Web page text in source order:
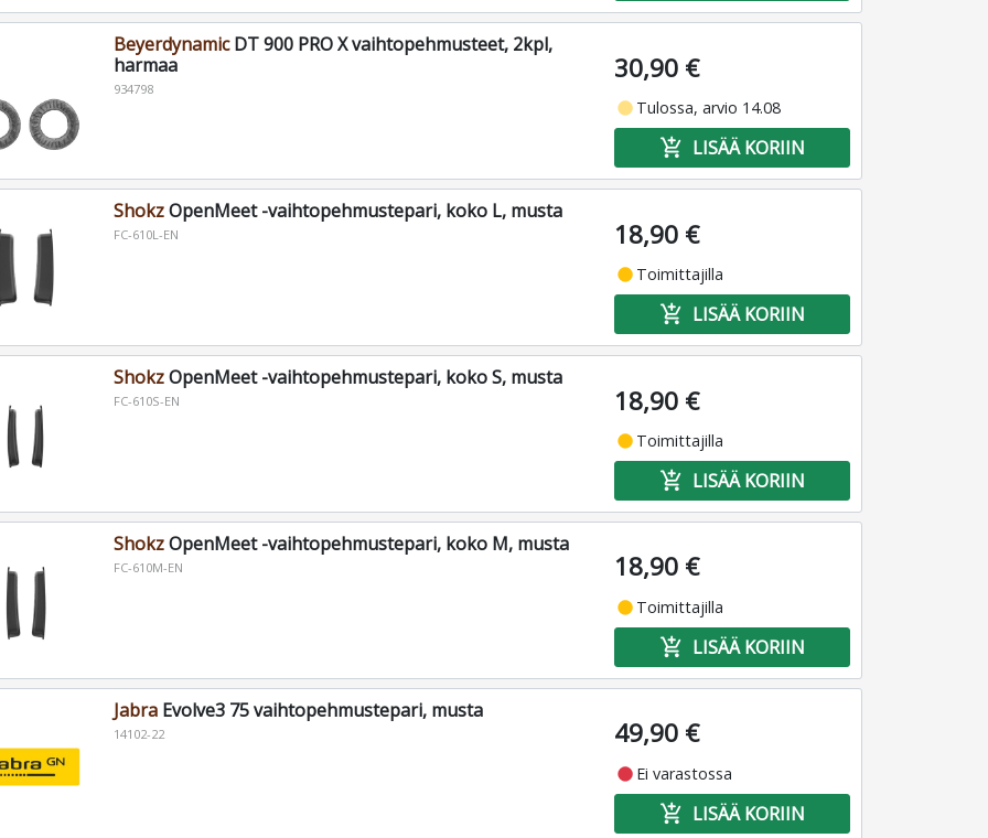
BeyerdynamicDT 900 PRO X vaihtopehmusteet, 2kpl,
harmaa
934798
30,90 €
fiber_manual_record Tulossa, arvio 14.08
add_shopping_cart LISÄÄ KORIIN
ShokzOpenMeet -vaihtopehmustepari, koko L, musta
FC-610L-EN 18,90 €
fiber_manual_record Toimittajilla
add_shopping_cart LISÄÄ KORIIN
ShokzOpenMeet -vaihtopehmustepari, koko S, musta
FC-610S-EN 18,90 €
fiber_manual_record Toimittajilla
add_shopping_cart LISÄÄ KORIIN
ShokzOpenMeet -vaihtopehmustepari, koko M, musta
FC-610M-EN 18,90 €
fiber_manual_record Toimittajilla
add_shopping_cart LISÄÄ KORIIN
JabraEvolve3 75 vaihtopehmustepari, musta
14102-22 49,90 €
fiber_manual_record Ei varastossa
add_shopping_cart LISÄÄ KORIIN